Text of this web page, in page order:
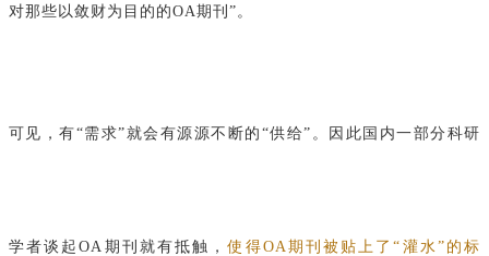
对那些以敛财为目的的OA期刊”。
可见 ，有“需求”就会有源源不断的“供给”。因此国内一部分科研
学者谈起OA期刊就有抵触，使得OA期刊被贴上了“灌水”的标